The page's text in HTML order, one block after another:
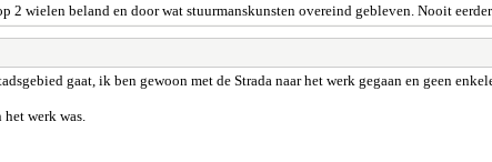
2 wielen beland en door wat stuurmanskunsten overeind gebleven. Nooit
gaat, ik ben gewoon met de Strada naar het werk gegaan en geen
werk was.